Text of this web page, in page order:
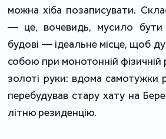
можна хіба позаписувати.
— це, вочевидь, мусило бути
будові — ідеальне місце, щоб
собою при монотонній
золоті руки: вдома самотужки
перебудував стару хату на
літню резиденцію.